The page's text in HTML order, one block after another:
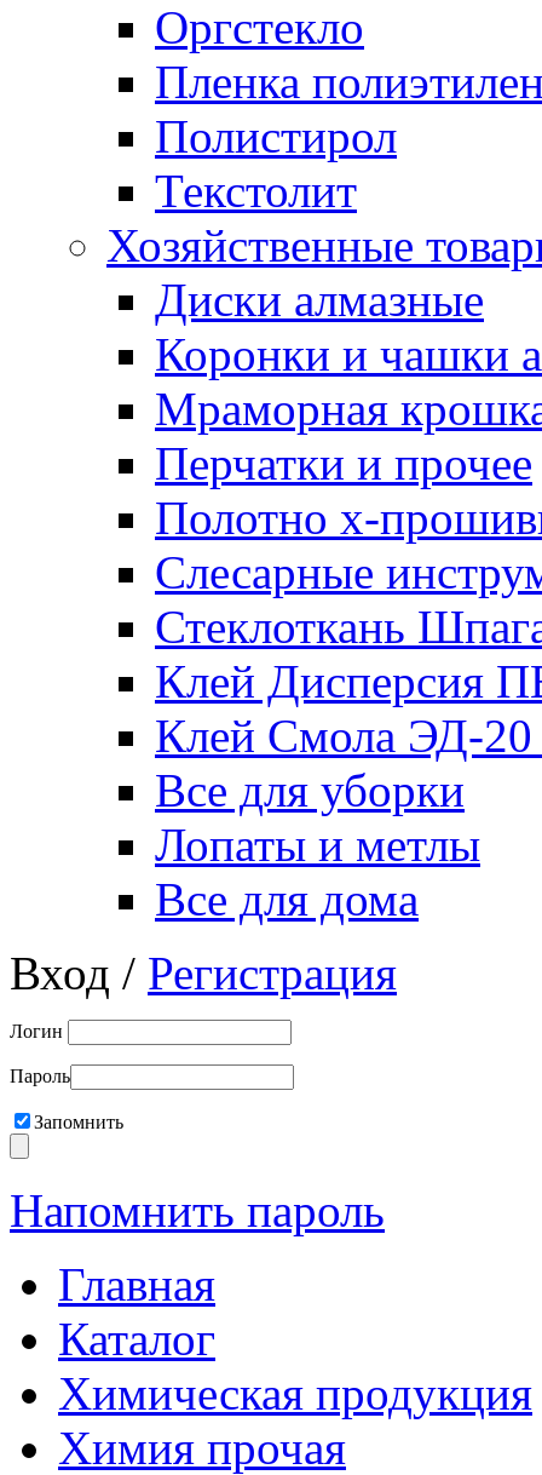
Оргстекло
Пленка
Полистирол
Текстолит
Хозяйственные
Диски алмазные
Коронки и чашки
Мраморная
Перчатки и прочее
Полотно х-
Слесарные
Стеклоткань
Клей Дисперсия
Клей Смола ЭД-20
Все для уборки
Лопаты и метлы
Все для дома
Вход / Регистрация
Логин
Пароль
Запомнить
Напомнить пароль
Главная
Каталог
Химическая продукция
Химия прочая